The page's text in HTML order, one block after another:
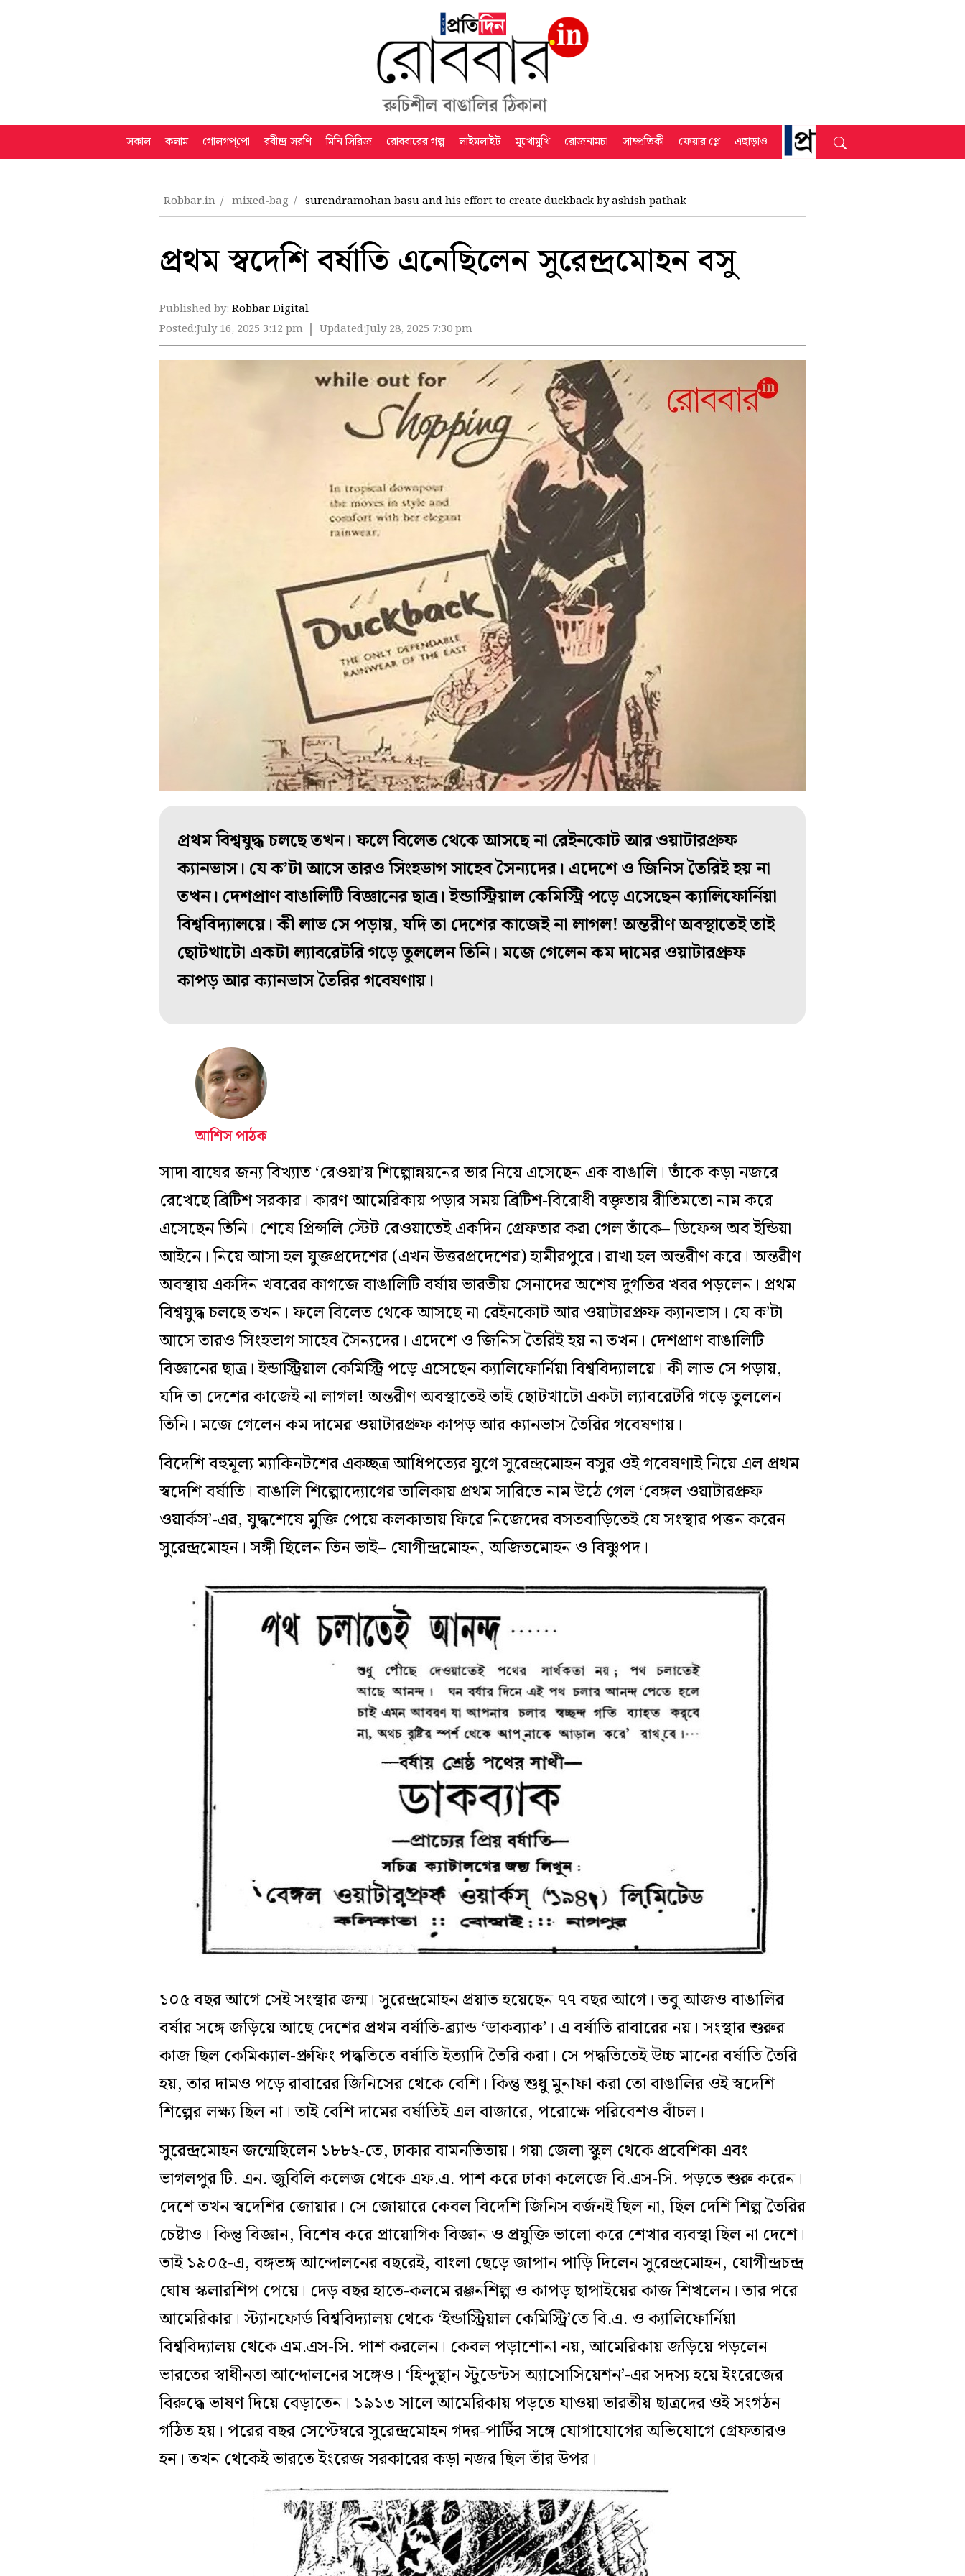
সকাল কলাম গোলগপ্‌পো রবীন্দ্র সরণি মিনি সিরিজ রোববারের গল্প লাইমলাইট মুখোমুখি রোজনামচা সাম্প্রতিকী ফেয়ার প্লে এছাড়াও
Robbar.in mixed-bag surendramohan basu and his effort to create duckback by ashish pathak
প্রথম স্বদেশি বর্ষাতি এনেছিলেন সুরেন্দ্রমোহন বসু
Published by: Robbar Digital
Posted:July 16, 2025 3:12 pm Updated:July 28, 2025 7:30 pm
প্রথম বিশ্বযুদ্ধ চলছে তখন। ফলে বিলেত থেকে আসছে না রেইনকোট আর ওয়াটারপ্রুফ
ক্যানভাস। যে ক’টা আসে তারও সিংহভাগ সাহেব সৈন্যদের। এদেশে ও জিনিস তৈরিই হয় না
তখন। দেশপ্রাণ বাঙালিটি বিজ্ঞানের ছাত্র। ইন্ডাস্ট্রিয়াল কেমিস্ট্রি পড়ে এসেছেন ক্যালিফোর্নিয়া
বিশ্ববিদ্যালয়ে। কী লাভ সে পড়ায়, যদি তা দেশের কাজেই না লাগল! অন্তরীণ অবস্থাতেই তাই
ছোটখাটো একটা ল্যাবরেটরি গড়ে তুললেন তিনি। মজে গেলেন কম দামের ওয়াটারপ্রুফ
কাপড় আর ক্যানভাস তৈরির গবেষণায়।
আশিস পাঠক
সাদা বাঘের জন্য বিখ্যাত ‘রেওয়া’য় শিল্পোন্নয়নের ভার নিয়ে এসেছেন এক বাঙালি। তাঁকে কড়া নজরে
রেখেছে ব্রিটিশ সরকার। কারণ আমেরিকায় পড়ার সময় ব্রিটিশ-বিরোধী বক্তৃতায় রীতিমতো নাম করে
এসেছেন তিনি। শেষে প্রিন্সলি স্টেট রেওয়াতেই একদিন গ্রেফতার করা গেল তাঁকে– ডিফেন্স অব ইন্ডিয়া
আইনে। নিয়ে আসা হল যুক্তপ্রদেশের (এখন উত্তরপ্রদেশের) হামীরপুরে। রাখা হল অন্তরীণ করে। অন্তরীণ
অবস্থায় একদিন খবরের কাগজে বাঙালিটি বর্ষায় ভারতীয় সেনাদের অশেষ দুর্গতির খবর পড়লেন। প্রথম
বিশ্বযুদ্ধ চলছে তখন। ফলে বিলেত থেকে আসছে না রেইনকোট আর ওয়াটারপ্রুফ ক্যানভাস। যে ক’টা
আসে তারও সিংহভাগ সাহেব সৈন্যদের। এদেশে ও জিনিস তৈরিই হয় না তখন। দেশপ্রাণ বাঙালিটি
বিজ্ঞানের ছাত্র। ইন্ডাস্ট্রিয়াল কেমিস্ট্রি পড়ে এসেছেন ক্যালিফোর্নিয়া বিশ্ববিদ্যালয়ে। কী লাভ সে পড়ায়,
যদি তা দেশের কাজেই না লাগল! অন্তরীণ অবস্থাতেই তাই ছোটখাটো একটা ল্যাবরেটরি গড়ে তুললেন
তিনি। মজে গেলেন কম দামের ওয়াটারপ্রুফ কাপড় আর ক্যানভাস তৈরির গবেষণায়।
বিদেশি বহুমূল্য ম্যাকিনটশের একচ্ছত্র আধিপত্যের যুগে সুরেন্দ্রমোহন বসুর ওই গবেষণাই নিয়ে এল প্রথম
স্বদেশি বর্ষাতি। বাঙালি শিল্পোদ্যোগের তালিকায় প্রথম সারিতে নাম উঠে গেল ‘বেঙ্গল ওয়াটারপ্রুফ
ওয়ার্কস’-এর, যুদ্ধশেষে মুক্তি পেয়ে কলকাতায় ফিরে নিজেদের বসতবাড়িতেই যে সংস্থার পত্তন করেন
সুরেন্দ্রমোহন। সঙ্গী ছিলেন তিন ভাই– যোগীন্দ্রমোহন, অজিতমোহন ও বিষ্ণুপদ।
১০৫ বছর আগে সেই সংস্থার জন্ম। সুরেন্দ্রমোহন প্রয়াত হয়েছেন ৭৭ বছর আগে। তবু আজও বাঙালির
বর্ষার সঙ্গে জড়িয়ে আছে দেশের প্রথম বর্ষাতি-ব্র্যান্ড ‘ডাকব্যাক’। এ বর্ষাতি রাবারের নয়। সংস্থার শুরুর
কাজ ছিল কেমিক্যাল-প্রুফিং পদ্ধতিতে বর্ষাতি ইত্যাদি তৈরি করা। সে পদ্ধতিতেই উচ্চ মানের বর্ষাতি তৈরি
হয়, তার দামও পড়ে রাবারের জিনিসের থেকে বেশি। কিন্তু শুধু মুনাফা করা তো বাঙালির ওই স্বদেশি
শিল্পের লক্ষ্য ছিল না। তাই বেশি দামের বর্ষাতিই এল বাজারে, পরোক্ষে পরিবেশও বাঁচল।
সুরেন্দ্রমোহন জন্মেছিলেন ১৮৮২-তে, ঢাকার বামনতিতায়। গয়া জেলা স্কুল থেকে প্রবেশিকা এবং
ভাগলপুর টি. এন. জুবিলি কলেজ থেকে এফ.এ. পাশ করে ঢাকা কলেজে বি.এস-সি. পড়তে শুরু করেন।
দেশে তখন স্বদেশির জোয়ার। সে জোয়ারে কেবল বিদেশি জিনিস বর্জনই ছিল না, ছিল দেশি শিল্প তৈরির
চেষ্টাও। কিন্তু বিজ্ঞান, বিশেষ করে প্রায়োগিক বিজ্ঞান ও প্রযুক্তি ভালো করে শেখার ব্যবস্থা ছিল না দেশে।
তাই ১৯০৫-এ, বঙ্গভঙ্গ আন্দোলনের বছরেই, বাংলা ছেড়ে জাপান পাড়ি দিলেন সুরেন্দ্রমোহন, যোগীন্দ্রচন্দ্র
ঘোষ স্কলারশিপ পেয়ে। দেড় বছর হাতে-কলমে রঞ্জনশিল্প ও কাপড় ছাপাইয়ের কাজ শিখলেন। তার পরে
আমেরিকার। স্ট্যানফোর্ড বিশ্ববিদ্যালয় থেকে ‘ইন্ডাস্ট্রিয়াল কেমিস্ট্রি’তে বি.এ. ও ক্যালিফোর্নিয়া
বিশ্ববিদ্যালয় থেকে এম.এস-সি. পাশ করলেন। কেবল পড়াশোনা নয়, আমেরিকায় জড়িয়ে পড়লেন
ভারতের স্বাধীনতা আন্দোলনের সঙ্গেও। ‘হিন্দুস্থান স্টুডেন্টস অ্যাসোসিয়েশন’-এর সদস্য হয়ে ইংরেজের
বিরুদ্ধে ভাষণ দিয়ে বেড়াতেন। ১৯১৩ সালে আমেরিকায় পড়তে যাওয়া ভারতীয় ছাত্রদের ওই সংগঠন
গঠিত হয়। পরের বছর সেপ্টেম্বরে সুরেন্দ্রমোহন গদর-পার্টির সঙ্গে যোগাযোগের অভিযোগে গ্রেফতারও
হন। তখন থেকেই ভারতে ইংরেজ সরকারের কড়া নজর ছিল তাঁর উপর।